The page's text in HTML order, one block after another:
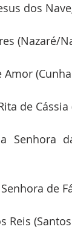
dos
(Nazaré/
Amor
de Cássia
Senhora
de
Reis